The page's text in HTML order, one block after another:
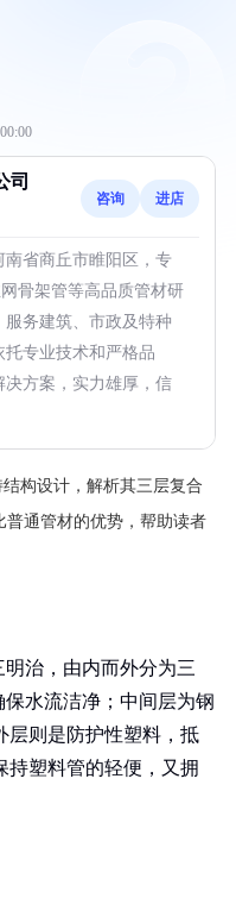
司
咨询 进店
省商丘市睢阳区，专
骨架管等高品质管材研
务建筑、市政及特种
托专业技术和严格品
方案，实力雄厚，信
构设计，解析其三层复合
通管材的优势，帮助读者
治，由内而外分为三
保水流洁净；中间层为钢
层则是防护性塑料，抵
持塑料管的轻便，又拥